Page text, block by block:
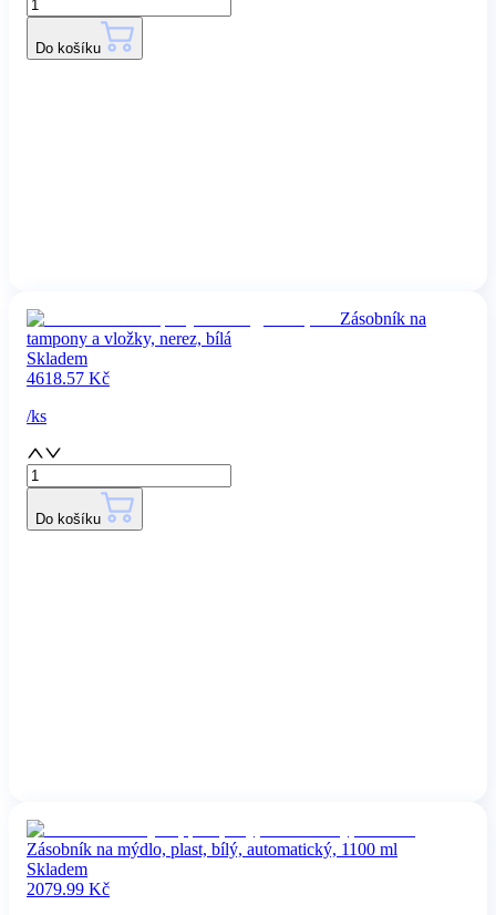
Do košíku
Zásobník na
tampony a vložky, nerez, bílá
Skladem
4618.57 Kč
/ks
Do košíku
Zásobník na mýdlo, plast, bílý, automatický, 1100 ml
Skladem
2079.99 Kč